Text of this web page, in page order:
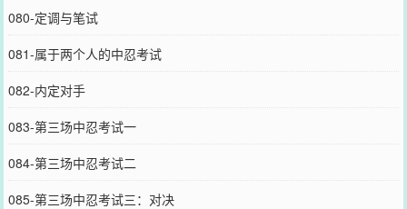
080-定调与笔试
081-属于两个人的中忍考试
082-内定对手
083-第三场中忍考试一
084-第三场中忍考试二
085-第三场中忍考试三：对决